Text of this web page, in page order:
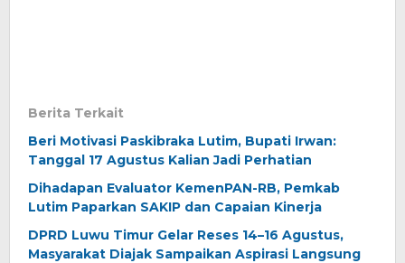
Berita Terkait
Beri Motivasi Paskibraka Lutim, Bupati Irwan:
Tanggal 17 Agustus Kalian Jadi Perhatian
Dihadapan Evaluator KemenPAN-RB, Pemkab
Lutim Paparkan SAKIP dan Capaian Kinerja
DPRD Luwu Timur Gelar Reses 14–16 Agustus,
Masyarakat Diajak Sampaikan Aspirasi Langsung